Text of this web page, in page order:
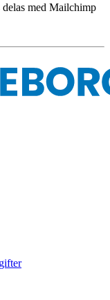
delas med Mailchimp